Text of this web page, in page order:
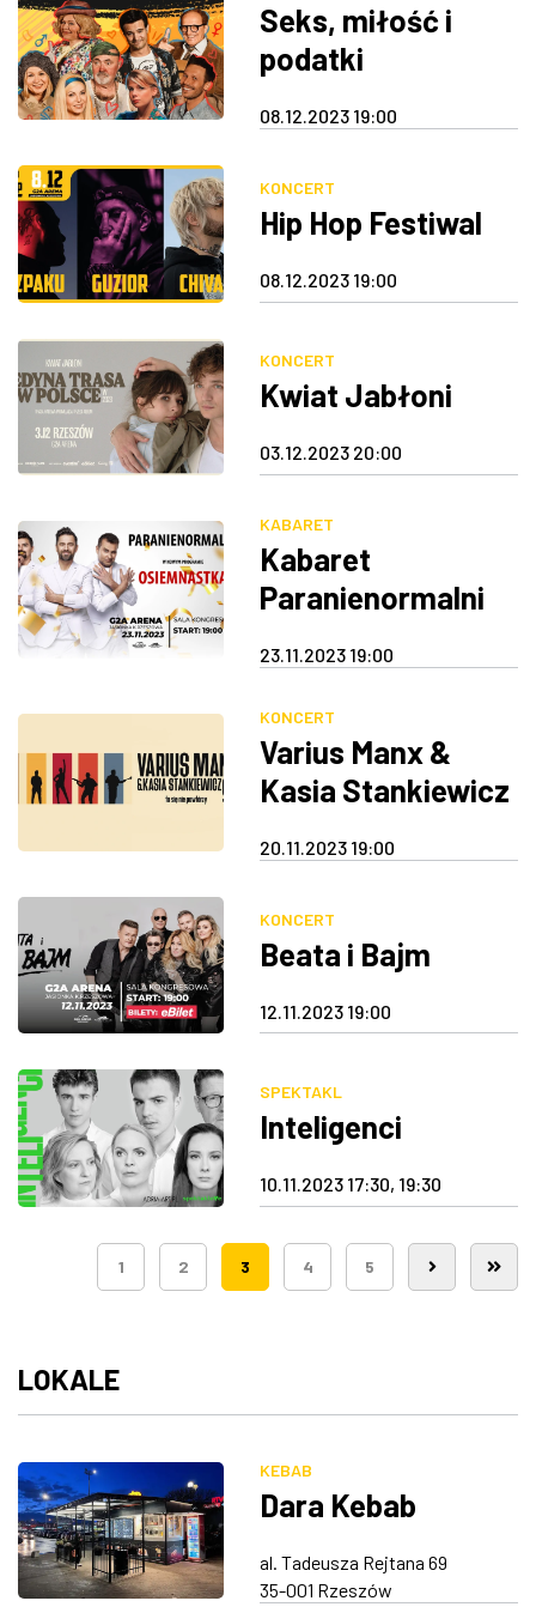
Seks, miłość i
podatki
08.12.2023 19:00
KONCERT
Hip Hop Festiwal
08.12.2023 19:00
KONCERT
Kwiat Jabłoni
03.12.2023 20:00
KABARET
Kabaret
Paranienormalni
23.11.2023 19:00
KONCERT
Varius Manx &
Kasia Stankiewicz
20.11.2023 19:00
KONCERT
Beata i Bajm
12.11.2023 19:00
SPEKTAKL
Inteligenci
10.11.2023 17:30, 19:30
1 2 3 4 5
LOKALE
KEBAB
Dara Kebab
al. Tadeusza Rejtana 69
35-001 Rzeszów